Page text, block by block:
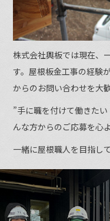
株式会社輿板では現在、
す。屋根板金工事の経験
からのお問い合わせを大
”手に職を付けて働きた
んな方からのご応募を心
一緒に屋根職人を目指し